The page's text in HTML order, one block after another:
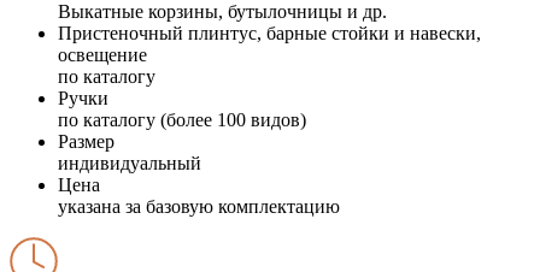
Выкатные корзины, бутылочницы и др.
Пристеночный плинтус, барные стойки и навески,
освещение
по каталогу
Ручки
по каталогу (более 100 видов)
Размер
индивидуальный
Цена
указана за базовую комплектацию